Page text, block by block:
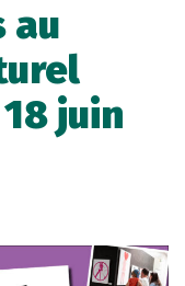
au
juin